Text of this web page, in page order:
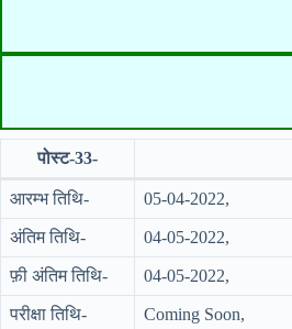
पोस्ट-33-
आरम्भ तिथि- 05-04-2022,
अंतिम तिथि- 04-05-2022,
फ़ी अंतिम तिथि- 04-05-2022,
परीक्षा तिथि- Coming Soon,